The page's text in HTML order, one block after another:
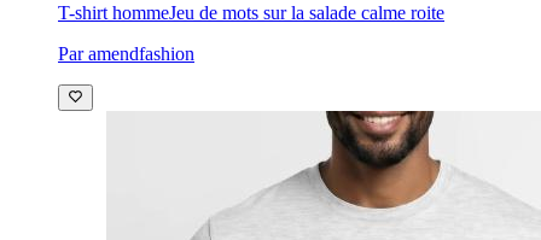
T-shirt hommeJeu de mots sur la salade calme roite
Par amendfashion